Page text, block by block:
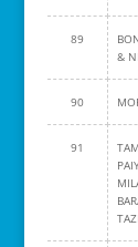
89
&
90
91